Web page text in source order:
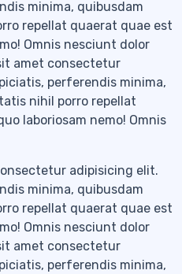
minima, quibusdam
repellat quaerat quae est
Omnis nesciunt dolor
amet consectetur
perferendis minima,
nihil porro repellat
laboriosam nemo! Omnis
adipisicing elit.
minima, quibusdam
repellat quaerat quae est
Omnis nesciunt dolor
amet consectetur
perferendis minima,